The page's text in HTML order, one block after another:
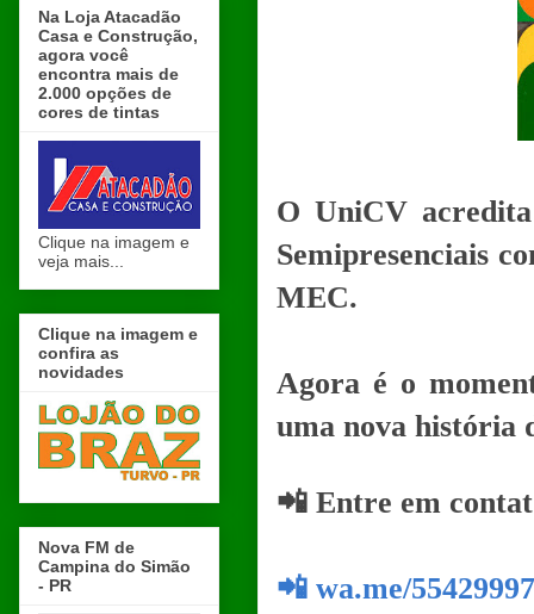
O UniCV
Semipresenciais
MEC.
Agora é o
uma nova história
📲 Entre em
📲 wa.me/
Na Loja Atacadão
Casa e Construção,
agora você
encontra mais de
2.000 opções de
cores de tintas
Clique na imagem e
veja mais...
Clique na imagem e
confira as
novidades
Nova FM de
Campina do Simão
- PR